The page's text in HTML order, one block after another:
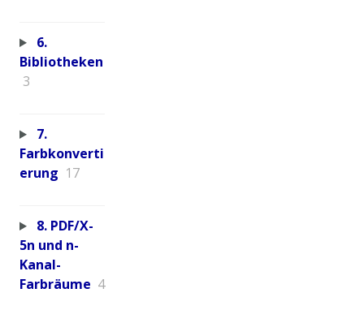
6.
Bibliotheken
3
7.
Farbkonverti
erung 17
8. PDF/X-
5n und n-
Kanal-
Farbräume 4